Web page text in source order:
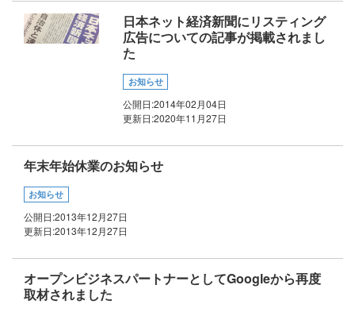
日本ネット経済新聞にリスティング
広告についての記事が掲載されまし
た
お知らせ
公開日:2014年02月04日
更新日:2020年11月27日
年末年始休業のお知らせ
お知らせ
公開日:2013年12月27日
更新日:2013年12月27日
オープンビジネスパートナーとしてGoogleから再度
取材されました